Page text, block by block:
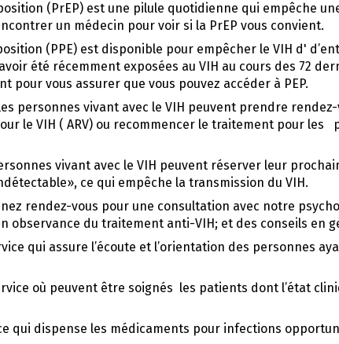
(PrEP) est une pilule quotidienne qui empêche
un médecin pour voir si la PrEP vous convient.
(PPE) est disponible pour empêcher le VIH d'
été récemment exposées au VIH au cours des 72
pour vous assurer que vous pouvez accéder à PEP.
personnes vivant avec le VIH peuvent prendre
le VIH ( ARV) ou recommencer le traitement pour
vivant avec le VIH peuvent réserver leur
ce qui empêche la transmission du VIH.
rendez-vous pour une consultation avec notre
observance du traitement anti-VIH; et des conseils en
qui assure l’écoute et l’orientation des personnes
où peuvent être soignés les patients dont l’état
qui dispense les médicaments pour infections